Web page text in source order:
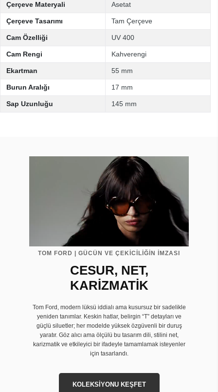
Çerçeve Materyali Asetat
Çerçeve Tasarımı Tam Çerçeve
Cam Özelliği UV 400
Cam Rengi Kahverengi
Ekartman 55 mm
Burun Aralığı 17 mm
Sap Uzunluğu 145 mm
TOM FORD | GÜCÜN VE ÇEKİCİLİĞİN İMZASI
CESUR, NET,
KARİZMATİK
Tom Ford, modern lüksü iddialı ama kusursuz bir sadelikle
yeniden tanımlar. Keskin hatlar, belirgin “T” detayları ve
güçlü siluetler; her modelde yüksek özgüvenli bir duruş
yaratır. Göz alıcı ama ölçülü bu tasarım dili, stilini net,
karizmatik ve etkileyici bir ifadeyle tamamlamak isteyenler
için tasarlandı.
KOLEKSİYONU KEŞFET